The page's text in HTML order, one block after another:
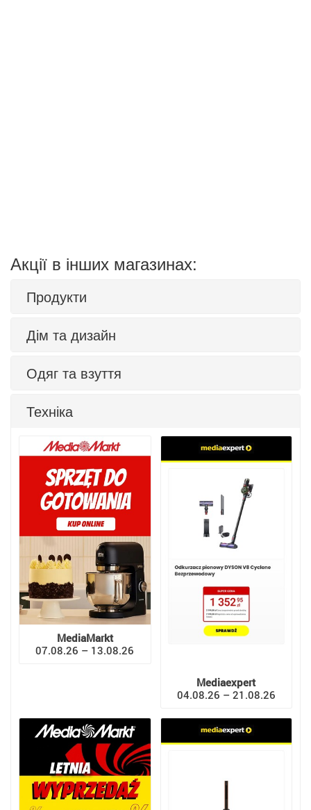
Акції в інших магазинах:
Продукти
Дім та дизайн
Одяг та взуття
Техніка
MediaMarkt
07.08.26 – 13.08.26
Mediaexpert
04.08.26 – 21.08.26